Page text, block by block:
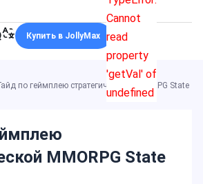
Cannot
read
property
'getVal' of
undefined
Купить в JollyMax
по геймплею стратегической MMORPG State
MMORPG State